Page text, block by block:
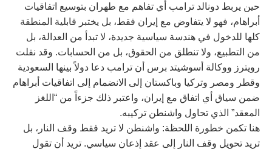
حين يربط دونالد ترامب أي تفاهم مع طهران بتوسيع اتفاقيات
أبراهام، فهو لا يتفاوض مع إيران فقط، بل يختبر قابلية المنطقة
كلها للدخول في هندسة سياسية جديدة، لا تبدأ من العدالة، بل
من التطبيع، ولا تنطلق من الحقوق، بل من الحسابات. وقد نقلت
رويترز ووكالة أسوشيتد برس أن ترامب دعا دولاً بينها السعودية
وقطر ومصر وتركيا وباكستان إلى الانضمام إلى اتفاقيات أبراهام
ضمن سياق أي اتفاق مع إيران، واعتبر ذلك جزءاً من “اللغز
المعقد” الذي تحاول واشنطن تركيبه.
هنا تكمن خطورة اللحظة: واشنطن لا تريد فقط وقف النار، بل
تريد تحويل وقف النار إلى عقد إذعان سياسي. تريد أن تقول